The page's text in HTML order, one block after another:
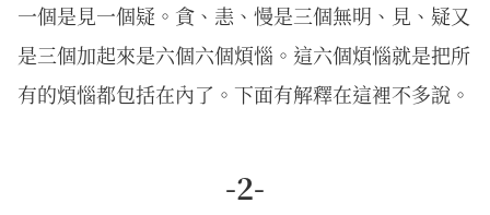
一個是見一個疑。貪、恚、慢是三個無明、見、疑又
是三個加起來是六個六個煩惱。這六個煩惱就是把所
有的煩惱都包括在內了。下面有解釋在這裡不多說。
-2-